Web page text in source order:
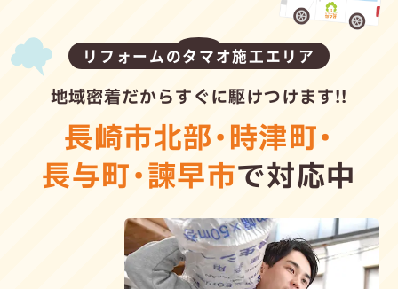
リフォームのタマオ施工エリア
地域密着だからすぐに駆けつけます!!
長崎市北部・時津町・
長与町・諫早市で対応中